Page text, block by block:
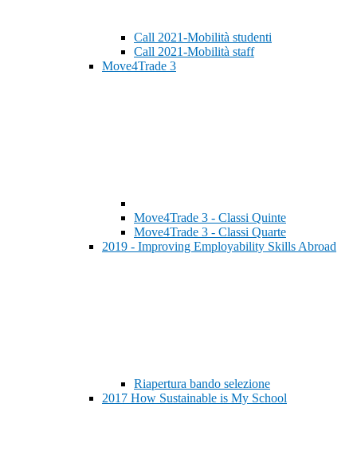
Call 2021-Mobilità studenti
Call 2021-Mobilità staff
Move4Trade 3
Move4Trade 3 - Classi Quinte
Move4Trade 3 - Classi Quarte
2019 - Improving Employability Skills Abroad
Riapertura bando selezione
2017 How Sustainable is My School